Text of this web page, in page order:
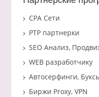
CPA Сети
PTP партнерки
SEO Анализ,
WEB разработчику
Автосерфинги,
Биржи Proxy, VPN